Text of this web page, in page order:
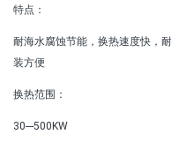
特点：
耐海水腐蚀节能，换热速度快，
装方便
换热范围：
30---500KW